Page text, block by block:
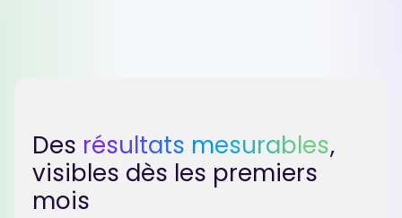
Des résultats mesurables,
visibles dès les premiers
mois